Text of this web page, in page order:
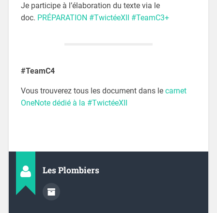
Je participe à l’élaboration du texte via le
doc. PRÉPARATION #TwictéeXII #TeamC3+
#TeamC4
Vous trouverez tous les document dans le carnet
OneNote dédié à la #TwictéeXII
Les Plombiers